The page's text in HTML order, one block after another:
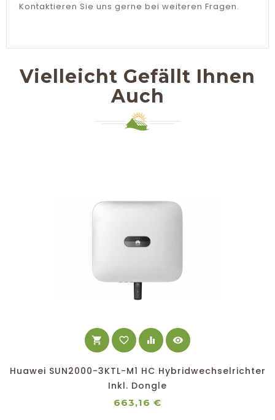
Kontaktieren Sie uns gerne bei weiteren Fragen.
Vielleicht Gefällt Ihnen
Auch
shopping_cart favorite_border equalizer visibility
Huawei SUN2000-3KTL-M1 HC Hybridwechselrichter
Inkl. Dongle
663,16 €